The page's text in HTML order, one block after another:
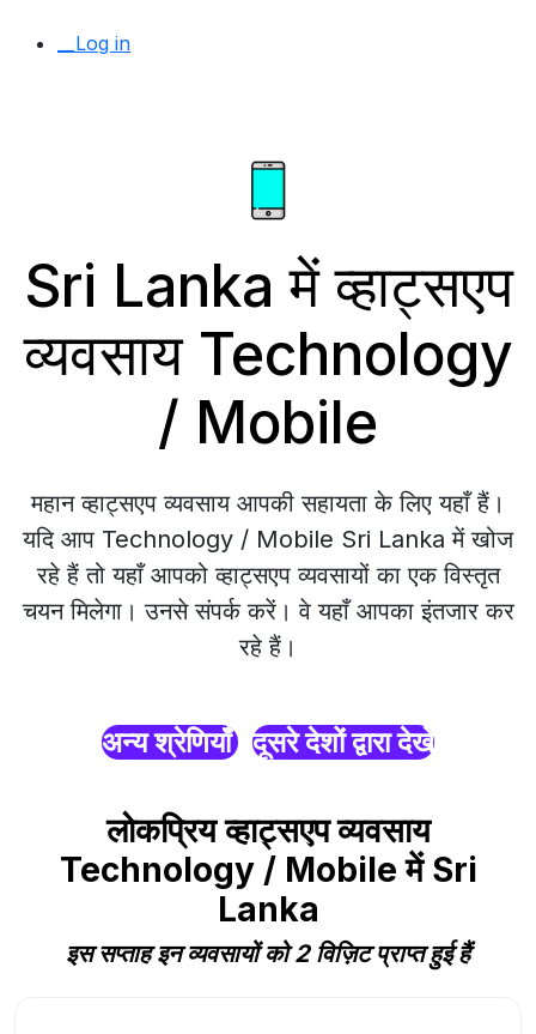
__Log in
Sri Lanka में व्हाट्सएप
व्यवसाय Technology
/ Mobile
महान व्हाट्सएप व्यवसाय आपकी सहायता के लिए यहाँ हैं।
यदि आप Technology / Mobile Sri Lanka में खोज
रहे हैं तो यहाँ आपको व्हाट्सएप व्यवसायों का एक विस्तृत
चयन मिलेगा। उनसे संपर्क करें। वे यहाँ आपका इंतजार कर
रहे हैं।
अन्य श्रेणियाँ दूसरे देशों द्वारा देखें
लोकप्रिय व्हाट्सएप व्यवसाय
Technology / Mobile में Sri
Lanka
इस सप्ताह इन व्यवसायों को 2 विज़िट प्राप्त हुई हैं